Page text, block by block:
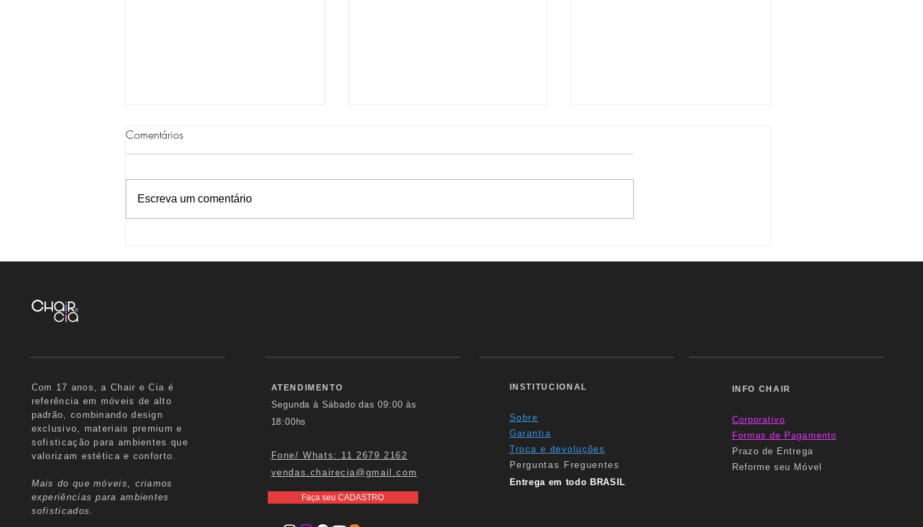
BANQUETA CLAIR
e design contemporâneo
personalidade
Comentários
Escreva um comentário
Com 17 anos, a Chair e Cia é
referência em móveis de alto
padrão, combinando design
exclusivo, materiais premium e
sofisticação para ambientes que
valorizam estética e conforto.
Mais do que móveis, criamos
experiências para ambientes
sofisticados.
ATENDIMENTO
Segunda à Sábado das09:00 às
18:00hs
Fone/ Whats: 11 2679 2162
vendas.chairecia@gmail.com
Faça seu CADASTRO
INSTITUCIONAL
Sobre
Garantia
Troca e devoluções
Perguntas Freguentes
Entrega em todo BRASIL
INFO CHAIR
Corporativo
Formasde Pagamento
Prazo de Entrega
Reforme seu Móvel